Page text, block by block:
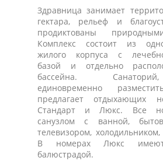
Здравница занимает
гектара, рельеф и
продиктованы
Комплекс состоит из
жилого корпуса с лечебно-
базой и отдельно
бассейна.
единовременно
предлагает отдыхающих
Стандарт и Люкс. Все
санузлом с ванной,
телевизором,
В номерах Люкс
балюстрадой.